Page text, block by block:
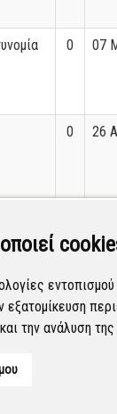
την ανάλυση
0 07
0 26
Εμφανίζονται